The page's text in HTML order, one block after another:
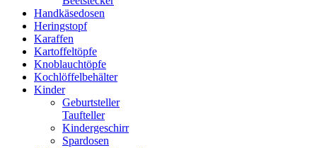
Handkäsedosen
Heringstopf
Karaffen
Kartoffeltöpfe
Knoblauchtöpfe
Kochlöffelbehälter
Kinder
Geburtsteller
Taufteller
Kindergeschirr
Spardosen